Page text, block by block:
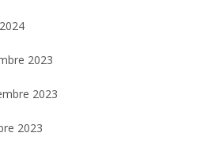
2023
2023
2023